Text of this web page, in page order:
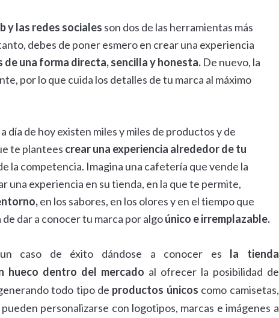
y las redes sociales son dos de las herramientas más
debes de poner esmero en crear una experiencia
de una forma directa, sencilla y honesta. De nuevo, la
por lo que cuida los detalles de tu marca al máximo
día de hoy existen miles y miles de productos y de
te plantees crear una experiencia alrededor de tu
la competencia. Imagina una cafetería que vende la
una experiencia en su tienda, en la que te permite,
en los sabores, en los olores y en el tiempo que
de dar a conocer tu marca por algoúnico e irremplazable.
caso de éxito dándose a conocer es la tienda
hueco dentro del mercado al ofrecer la posibilidad de
todo tipo de productos únicos como camisetas,
personalizarse con logotipos, marcas e imágenes a